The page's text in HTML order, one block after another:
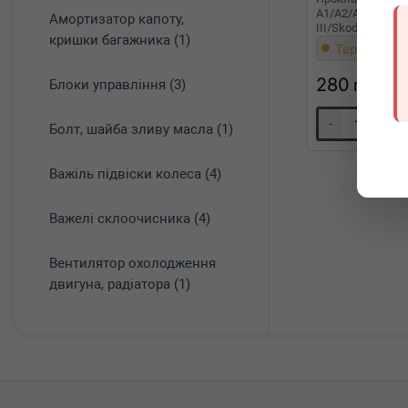
Амортизатор капоту,
кришки багажника (1)
Блоки управління (3)
Болт, шайба зливу масла (1)
Важіль підвіски колеса (4)
Важелі склоочисника (4)
Вентилятор охолодження
двигуна, радіатора (1)
A1/A2/A3/Seat
III/Skoda Fabia/
00- Термін 1 дн.
280 грн
-